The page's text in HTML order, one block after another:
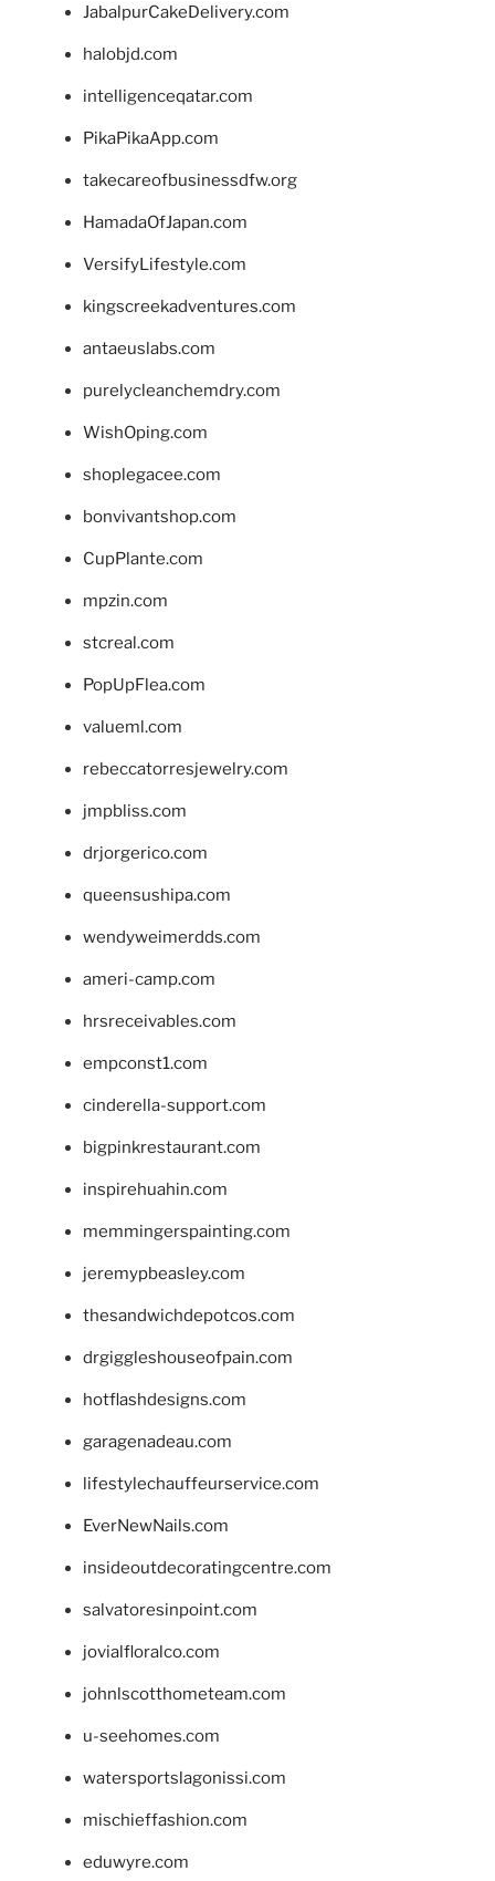
JabalpurCakeDelivery.com
halobjd.com
intelligenceqatar.com
PikaPikaApp.com
takecareofbusinessdfw.org
HamadaOfJapan.com
VersifyLifestyle.com
kingscreekadventures.com
antaeuslabs.com
purelycleanchemdry.com
WishOping.com
shoplegacee.com
bonvivantshop.com
CupPlante.com
mpzin.com
stcreal.com
PopUpFlea.com
valueml.com
rebeccatorresjewelry.com
jmpbliss.com
drjorgerico.com
queensushipa.com
wendyweimerdds.com
ameri-camp.com
hrsreceivables.com
empconst1.com
cinderella-support.com
bigpinkrestaurant.com
inspirehuahin.com
memmingerspainting.com
jeremypbeasley.com
thesandwichdepotcos.com
drgiggleshouseofpain.com
hotflashdesigns.com
garagenadeau.com
lifestylechauffeurservice.com
EverNewNails.com
insideoutdecoratingcentre.com
salvatoresinpoint.com
jovialfloralco.com
johnlscotthometeam.com
u-seehomes.com
watersportslagonissi.com
mischieffashion.com
eduwyre.com